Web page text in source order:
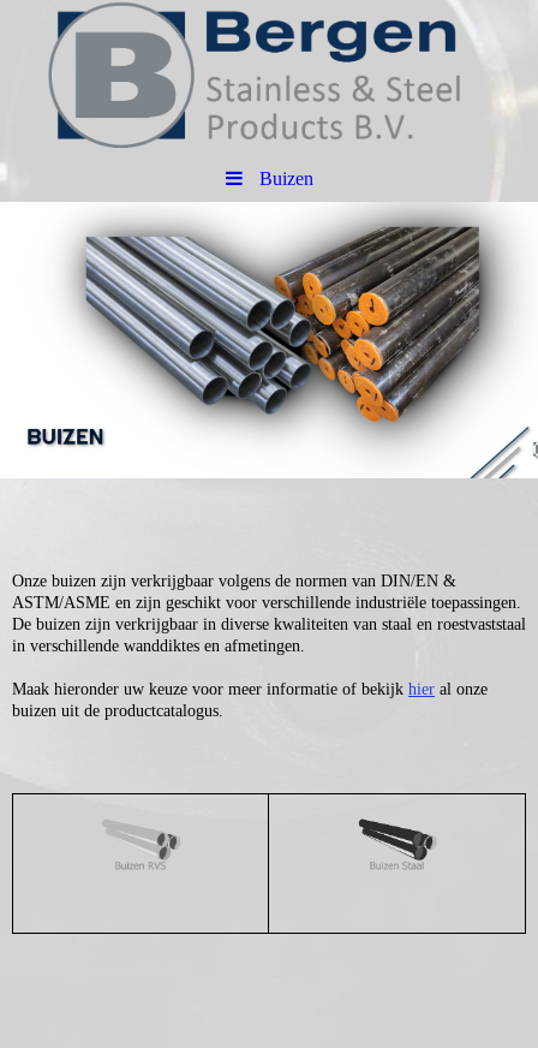
Buizen
Onze buizen zijn verkrijgbaar volgens de normen van DIN/EN &
ASTM/ASME en zijn geschikt voor verschillende industriële toepassingen.
De buizen zijn verkrijgbaar in diverse kwaliteiten van staal en roestvaststaal
in verschillende wanddiktes en afmetingen.
Maak hieronder uw keuze voor meer informatie of bekijk hier al onze
buizen uit de productcatalogus.